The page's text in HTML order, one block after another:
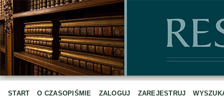
START O CZASOPIŚMIE ZALOGUJ ZAREJESTRUJ